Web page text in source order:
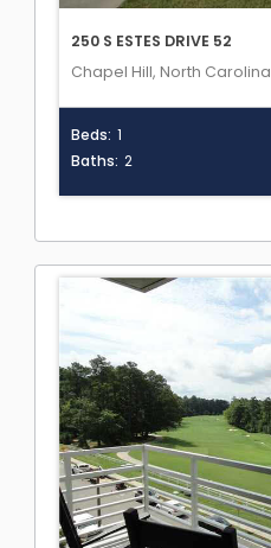
250 S ESTES DRIVE 52
Chapel Hill, North Carolina
Beds: 1
Baths: 2